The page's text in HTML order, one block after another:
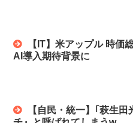
【IT】米アップル 時価
AI導入期待背景に
【自民・統一】｢萩生